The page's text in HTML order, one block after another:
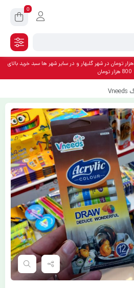
0
ارسال رایگان = برای سبد خرید بالای 500 هزار تومان در شهر گلبهار و در سایر شهر ها سبد خرید بالای
800 هزار تومان